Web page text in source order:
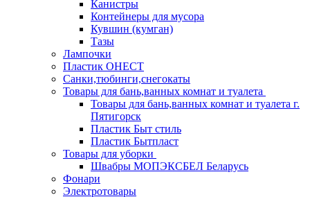
Канистры
Контейнеры для мусора
Кувшин (кумган)
Тазы
Лампочки
Пластик ОНЕСТ
Санки,тюбинги,снегокаты
Товары для бань,ванных комнат и туалета
Товары для бань,ванных комнат и туалета г.
Пятигорск
Пластик Быт стиль
Пластик Бытпласт
Товары для уборки
Швабры МОПЭКСБЕЛ Беларусь
Фонари
Электротовары